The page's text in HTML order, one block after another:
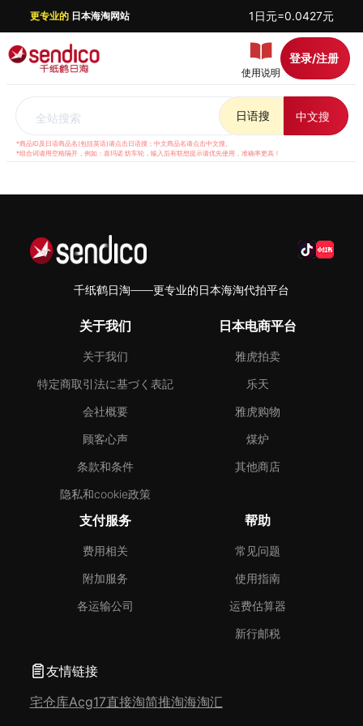
更专业的日本海淘网站 1日元=0.0427元
使用说明
登录/注册
全站搜索 日语搜 中文搜
*商品ID及日语商品名(包括英语)请点击日语搜；中文商品名请点击中文搜。
*组合词请用空格隔开，例如：喜玛诺 纺车轮，输入后有联想提示请优先使用，准确率更高！
千纸鹤日淘——更专业的日本海淘代拍平台
关于我们
关于我们
特定商取引法に基づく表記
会社概要
顾客心声
条款和条件
隐私和cookie政策
日本电商平台
雅虎拍卖
乐天
雅虎购物
煤炉
其他商店
支付服务
费用相关
附加服务
各运输公司
帮助
常见问题
使用指南
运费估算器
新行邮税
友情链接
宅仓库Acg17直接淘简推淘海淘汇